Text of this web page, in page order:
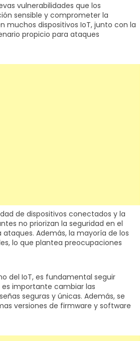
vulnerabilidades que los
sensible y comprometer la
muchos dispositivos IoT, junto con la
propicio para ataques
de dispositivos conectados y la
no priorizan la seguridad en el
Además, la mayoría de los
lo que plantea preocupaciones
del IoT, es fundamental seguir
es importante cambiar las
seguras y únicas. Además, se
versiones de firmware y software